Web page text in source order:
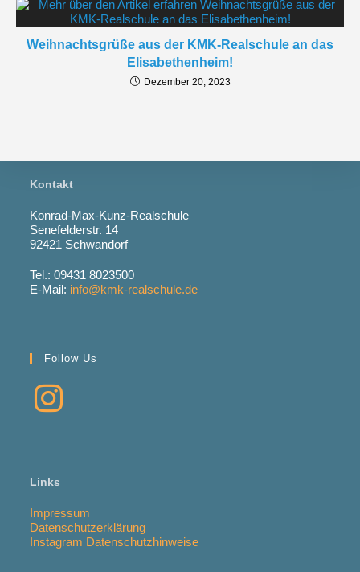
Weihnachtsgrüße aus der KMK-Realschule an das
Elisabethenheim!
Dezember 20, 2023
Kontakt
Konrad-Max-Kunz-Realschule
Senefelderstr. 14
92421 Schwandorf
Tel.: 09431 8023500
E-Mail: info@kmk-realschule.de
Follow Us
Links
Impressum
Datenschutzerklärung
Instagram Datenschutzhinweise